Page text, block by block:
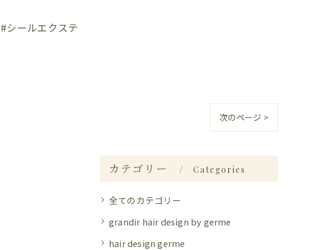
シールエクステ
次のページ >
カテゴリー Categories
全てのカテゴリー
grandir hair design by germe
hair design germe